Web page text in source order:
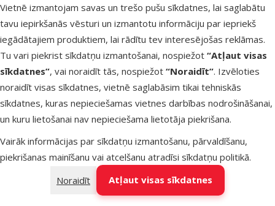
Vietnē izmantojam savas un trešo pušu sīkdatnes, lai saglabātu
tavu iepirkšanās vēsturi un izmantotu informāciju par iepriekš
iegādātajiem produktiem, lai rādītu tev interesējošas reklāmas.
Tu vari piekrist sīkdatņu izmantošanai, nospiežot “Atļaut visas
sīkdatnes”, vai noraidīt tās, nospiežot “Noraidīt”. Izvēloties
noraidīt visas sīkdatnes, vietnē saglabāsim tikai tehniskās
sīkdatnes, kuras nepieciešamas vietnes darbības nodrošināšanai,
un kuru lietošanai nav nepieciešama lietotāja piekrišana.
Vairāk informācijas par sīkdatņu izmantošanu, pārvaldīšanu,
piekrišanas mainīšanu vai atcelšanu atradīsi sīkdatņu politikā.
Noraidīt
Atļaut visas sīkdatnes
Fantasy
Cotton
Throwing
colored, 35
Oriģinālā
1,99 €
Cena
1,49 €
iesaka
Noliktavā